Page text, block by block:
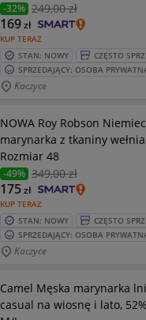
-32% 249,00 zł
KUP TERAZ
169zł
STAN: NOWY
CZĘSTO
SPRZEDAJĄCY: OSOBA
Kaczyce
NOWA Roy Robson Niemiecka
marynarka z tkaniny
Rozmiar 48
-49% 349,00 zł
KUP TERAZ
175zł
STAN: NOWY
CZĘSTO
SPRZEDAJĄCY: OSOBA
Kaczyce
Camel Męska marynarka lniana
casual na wiosnę i lato,